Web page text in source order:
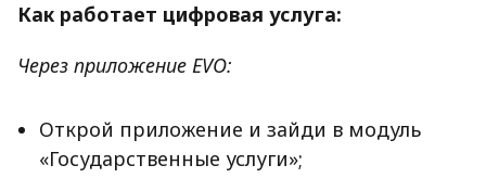
Как работает цифровая услуга:
Через приложение EVO:
Открой приложение и зайди в модуль
«Государственные услуги»;